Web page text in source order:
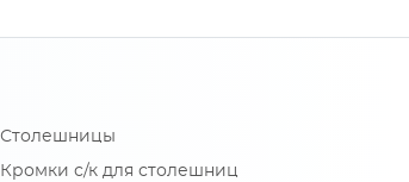
Столешницы
Кромки с/к для столешниц